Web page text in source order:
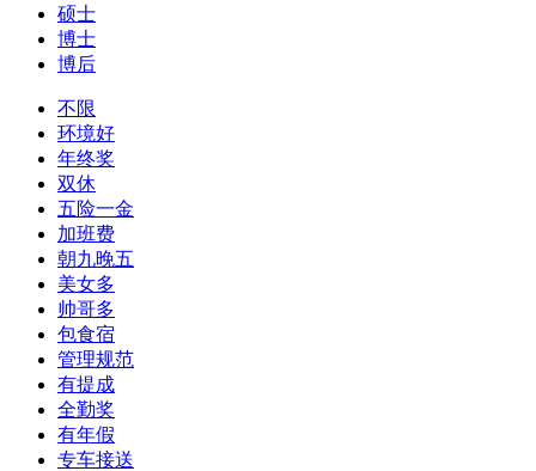
硕士
博士
博后
不限
环境好
年终奖
双休
五险一金
加班费
朝九晚五
美女多
帅哥多
包食宿
管理规范
有提成
全勤奖
有年假
专车接送